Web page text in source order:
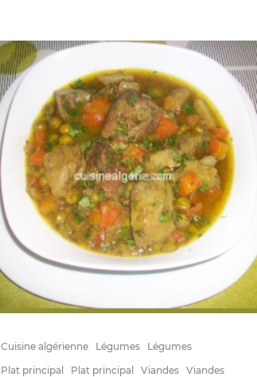
Cuisine algérienne Légumes
Légumes
Plat principal
Plat principal Viandes Viandes